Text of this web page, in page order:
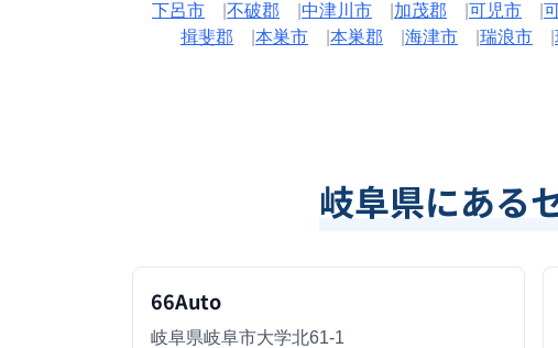
下呂市 不破郡 中津川市 加茂郡 可児市
揖斐郡
本巣市 本巣郡 海津市 瑞浪市
岐阜県にある
66Auto
岐阜県岐阜市大学北61-1